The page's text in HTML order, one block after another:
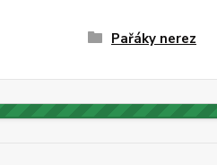
Pařáky nerez